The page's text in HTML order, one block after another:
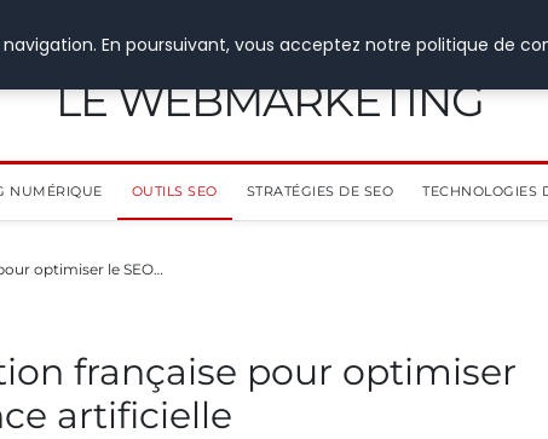
LE WEBMARKETING
NUMÉRIQUE OUTILS SEO STRATÉGIES DE SEO TECHNOLOGIES
optimiser le SEO…
française pour optimiser
artificielle
En poursuivant, vous acceptez notre politique de